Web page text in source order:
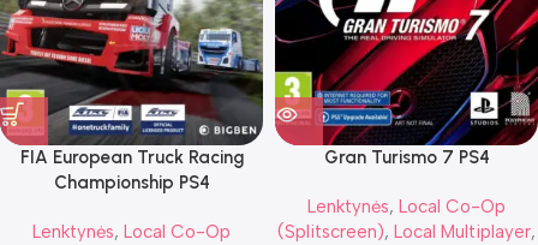
FIA European Truck Racing
Championship PS4
Lenktynės, Local Co-Op
Gran Turismo 7 PS4
Lenktynės, Local Co-Op
(Splitscreen), Local Multiplayer,